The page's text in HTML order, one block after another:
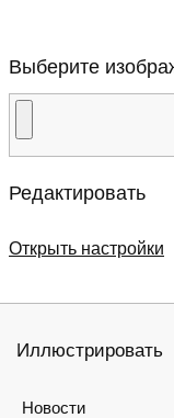
Выберите
Редактировать
Открыть настройки
Иллюстрировать
Новости